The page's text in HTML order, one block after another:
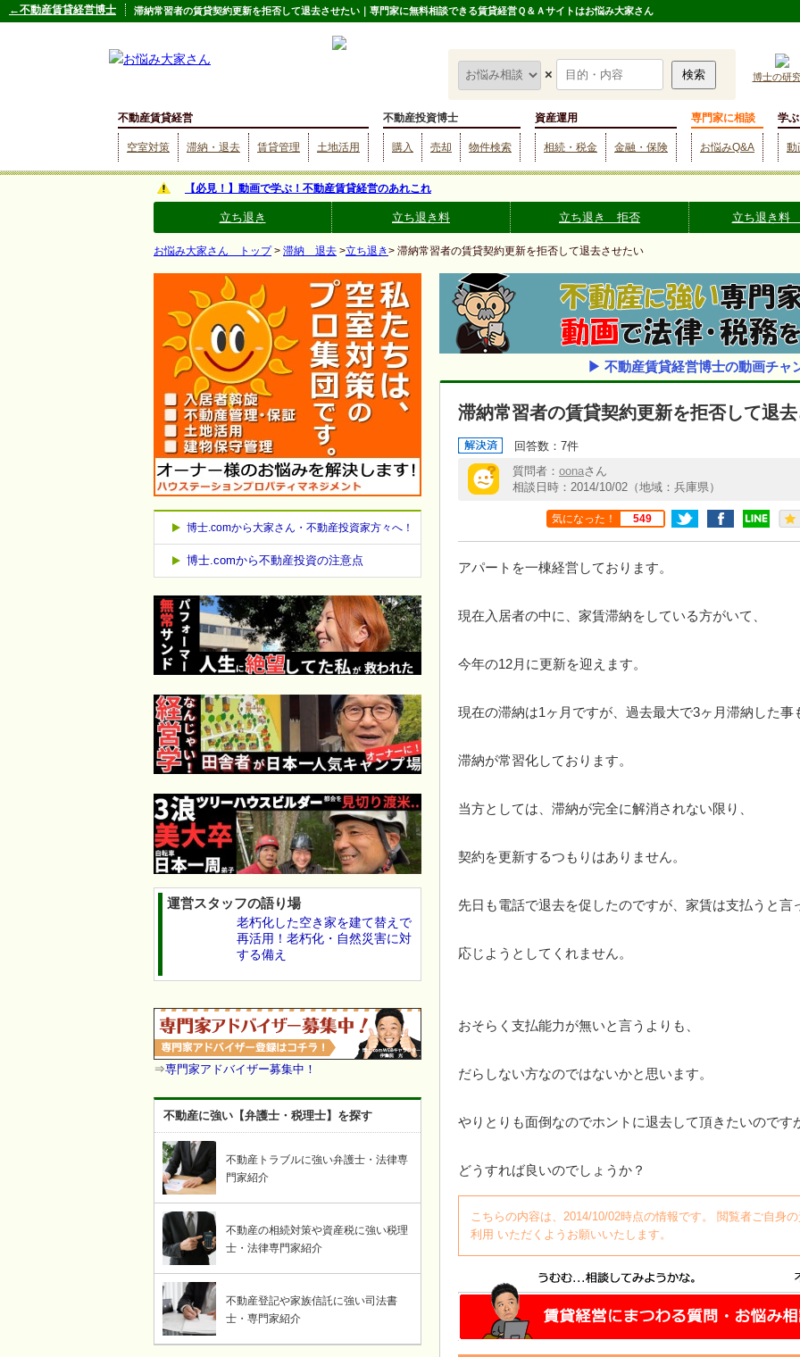
滞納常習者の賃貸契約更新を拒否して退去させたい｜専門家に無料相談できる賃貸経営Ｑ＆Ａサイトはお悩み大家さん
×
博士の研
不動産賃貸経営
空室対策 滞納・退去 賃貸管理 土地活用
不動産投資博士
購入 売却 物件検索
資産運用
相続・税金 金融・保険
専門家に相談
お悩みQ&A
学ぶ
動
←不動産賃貸経営博士
【必見！】動画で学ぶ！不動産賃貸経営のあれこれ
立ち退き 立ち退き料 立ち退き 拒否 立ち退き料
お悩み大家さん トップ> 滞納 退去 >立ち退き> 滞納常習者の賃貸契約更新を拒否して退去させたい
▶ 不動産賃貸経営博士の動画チャ
滞納常習者の賃貸契約更新を拒否して退
回答数：7件
質問者： oonaさん
相談日時：2014/10/02（地域：兵庫県）
気になった！ 549
アパートを一棟経営しております。
現在入居者の中に、家賃滞納をしている方がいて、
今年の12月に更新を迎えます。
現在の滞納は1ヶ月ですが、過去最大で3ヶ月滞納した事
滞納が常習化しております。
当方としては、滞納が完全に解消されない限り、
契約を更新するつもりはありません。
先日も電話で退去を促したのですが、家賃は支払うと言
応じようとしてくれません。
おそらく支払能力が無いと言うよりも、
だらしない方なのではないかと思います。
やりとりも面倒なのでホントに退去して頂きたいのです
どうすれば良いのでしょうか？
こちらの内容は、2014/10/02時点の情報です。 閲覧者ご自身
利用 いただくようお願いいたします。
博士.comから大家さん・不動産投資家方々へ！
博士.comから不動産投資の注意点
運営スタッフの語り場
老朽化した空き家を建て替えで
再活用！老朽化・自然災害に対
する備え
⇒専門家アドバイザー募集中！
不動産に強い【弁護士・税理士】を探す
不動産トラブルに強い弁護士・法律専
門家紹介
不動産の相続対策や資産税に強い税理
士・法律専門家紹介
不動産登記や家族信託に強い司法書
士・専門家紹介